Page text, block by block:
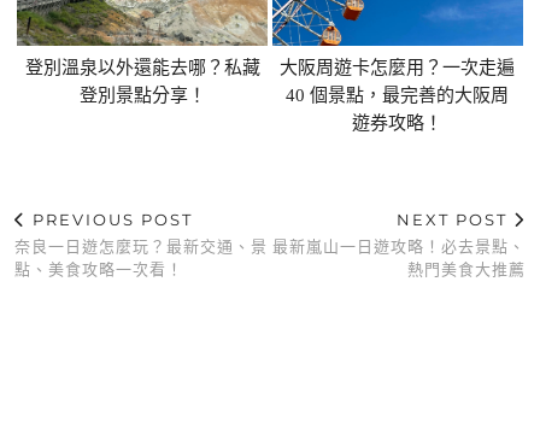
登別溫泉以外還能去哪？私藏
登別景點分享！
大阪周遊卡怎麼用？一次走遍
40 個景點，最完善的大阪周
遊券攻略！
PREVIOUS POST
奈良一日遊怎麼玩？最新交通、景
點、美食攻略一次看！
NEXT POST
最新嵐山一日遊攻略！必去景點、
熱門美食大推薦